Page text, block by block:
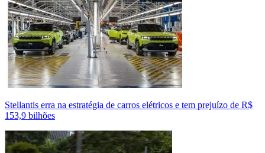
Stellantis erra na estratégia de carros elétricos e tem prejuízo de R$
153,9 bilhões